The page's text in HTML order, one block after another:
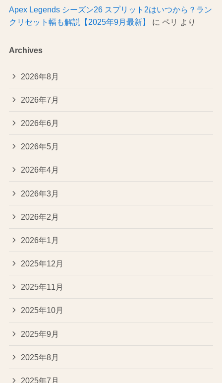
Apex Legends シーズン26 スプリット2はいつから？ラン
クリセット幅も解説【2025年9月最新】
に ペリ より
Archives
2026年8月
2026年7月
2026年6月
2026年5月
2026年4月
2026年3月
2026年2月
2026年1月
2025年12月
2025年11月
2025年10月
2025年9月
2025年8月
2025年7月